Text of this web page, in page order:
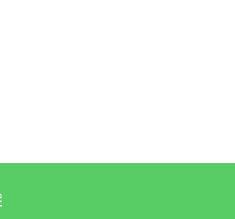
háo hức, kỳ vọng, đặt trọn
sầu riêng mang thương
nghiệp.